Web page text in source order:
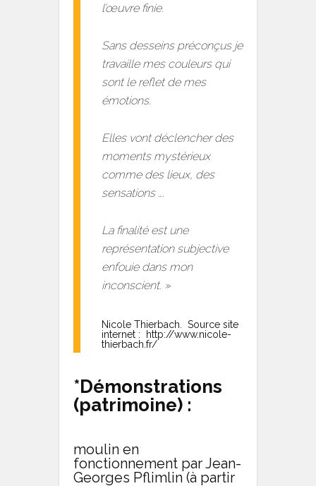
l’œuvre finie.
Sans desseins préconçus je
travaille mes couleurs qui
sont le reflet de mes
émotions.
Elles vont déclencher des
moments mystérieux
comme des lieux, des
sensations ….
La finalité est une
représentation subjective
enfouie dans mon
inconscient. »
Nicole Thierbach. Source site
internet : http://www.nicole-
thierbach.fr/
*Démonstrations
(patrimoine) :
moulin en
fonctionnement par Jean-
Georges Pflimlin (à partir